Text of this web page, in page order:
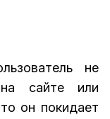
не
сайте или
он покидает